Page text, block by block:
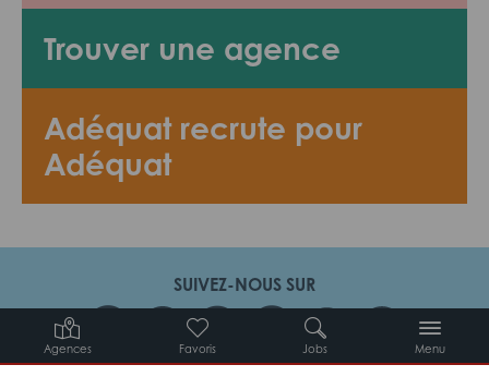
Agences Favoris Jobs Menu
Trouver une agence
Adéquat recrute pour
Adéquat
SUIVEZ-NOUS SUR